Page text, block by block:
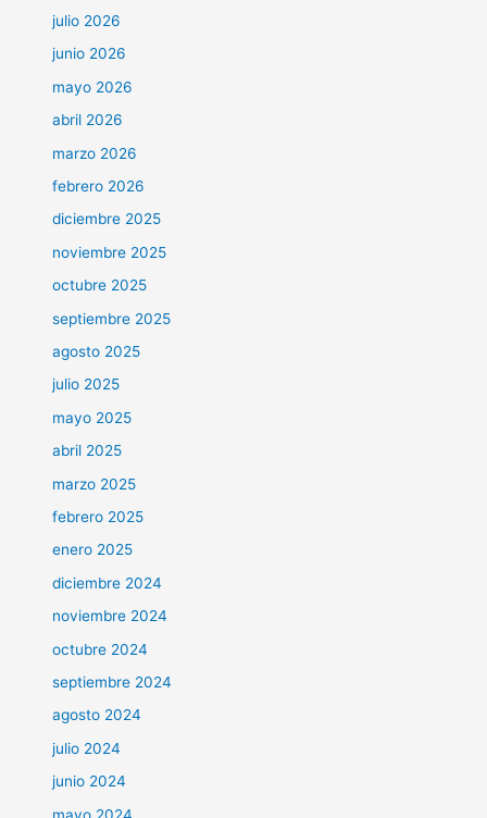
julio 2026
junio 2026
mayo 2026
abril 2026
marzo 2026
febrero 2026
diciembre 2025
noviembre 2025
octubre 2025
septiembre 2025
agosto 2025
julio 2025
mayo 2025
abril 2025
marzo 2025
febrero 2025
enero 2025
diciembre 2024
noviembre 2024
octubre 2024
septiembre 2024
agosto 2024
julio 2024
junio 2024
mayo 2024